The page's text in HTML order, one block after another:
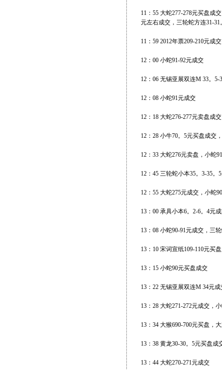
11：55 大蛇277-278元买盘成
元左右成交，三轮蛇方连31-
11：59 2012年票209-210元成
12：00 小蛇91-92元成交
12：06 无锡亚展双连M 33。5-
12：08 小蛇91元成交
12：18 大蛇276-277元卖盘成交
12：28 小牛70。5元买盘成交
12：33 大蛇276元卖盘，小蛇
12：45 三轮蛇小本35。3-35。
12：55 大蛇275元成交，小蛇
13：00 承具小本6。2-6。4元
13：08 小蛇90-91元成交，三
13：10 宋词宣纸109-110元买
13：15 小蛇90元买盘成交
13：22 无锡亚展双连M 34元成
13：28 大蛇271-272元成交，
13：34 大猴690-700元买盘，
13：38 黄龙30-30。5元买盘成
13：44 大蛇270-271元成交